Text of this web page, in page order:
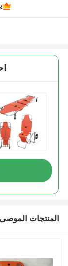
المنتجات الموصى